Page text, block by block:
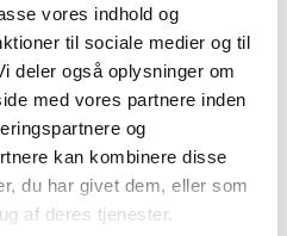
vores indhold og
til sociale medier og til
deler også oplysninger om
med vores partnere inden
og
kan kombinere disse
du har givet dem, eller som
af deres tjenester.
omkring betaling af
deles ligeligt